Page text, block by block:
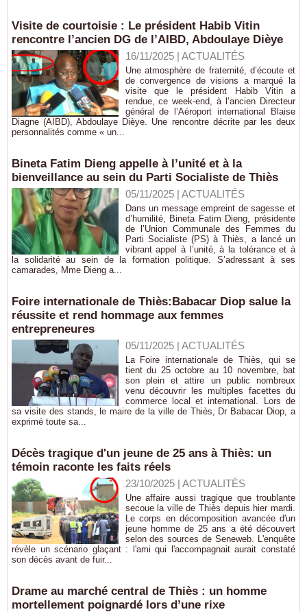
Visite de courtoisie : Le président Habib Vitin
rencontre l’ancien DG de l’AIBD, Abdoulaye Dièye
16/11/2025| ACTUALITÉS
Une atmosphère de fraternité, d’écoute et
de convergence de visions a marqué la
visite que le président Habib Vitin a
rendue, ce week-end, à l’ancien Directeur
général de l’Aéroport international Blaise
Diagne (AIBD), Abdoulaye Dièye. Une rencontre décrite par les deux
personnalités comme « un...
Bineta Fatim Dieng appelle à l’unité et à la
bienveillance au sein du Parti Socialiste de Thiès
05/11/2025| ACTUALITÉS
Dans un message empreint de sagesse et
d’humilité, Bineta Fatim Dieng, présidente
de l’Union Communale des Femmes du
Parti Socialiste (PS) à Thiès, a lancé un
vibrant appel à l’unité, à la tolérance et à
la solidarité au sein de la formation politique. S’adressant à ses
camarades, Mme Dieng a...
Foire internationale de Thiès:Babacar Diop salue la
réussite et rend hommage aux femmes
entrepreneures
05/11/2025| ACTUALITÉS
La Foire internationale de Thiès, qui se
tient du 25 octobre au 10 novembre, bat
son plein et attire un public nombreux
venu découvrir les multiples facettes du
commerce local et international. Lors de
sa visite des stands, le maire de la ville de Thiès, Dr Babacar Diop, a
exprimé toute sa...
Décès tragique d'un jeune de 25 ans à Thiès: un
témoin raconte les faits réels
23/10/2025| ACTUALITÉS
Une affaire aussi tragique que troublante
secoue la ville de Thiès depuis hier mardi.
Le corps en décomposition avancée d'un
jeune homme de 25 ans a été découvert
selon des sources de Seneweb. L'enquête
révèle un scénario glaçant : l'ami qui l'accompagnait aurait constaté
son décès avant de fuir...
Drame au marché central de Thiès : un homme
mortellement poignardé lors d’une rixe